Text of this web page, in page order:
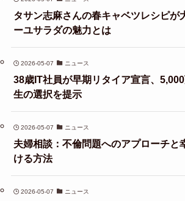
タサン志麻さんの春キャベツレシピが
ーユサラダの魅力とは
2026-05-07 ニュース
38歳IT社員が早期リタイア宣言、
生の選択を提示
2026-05-07 ニュース
夫婦相談：不倫問題へのアプローチと
ける方法
2026-05-07 ニュース